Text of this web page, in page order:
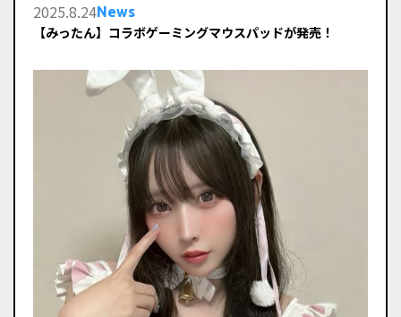
2025.8.24News
【みったん】コラボゲーミングマウスパッドが発売！